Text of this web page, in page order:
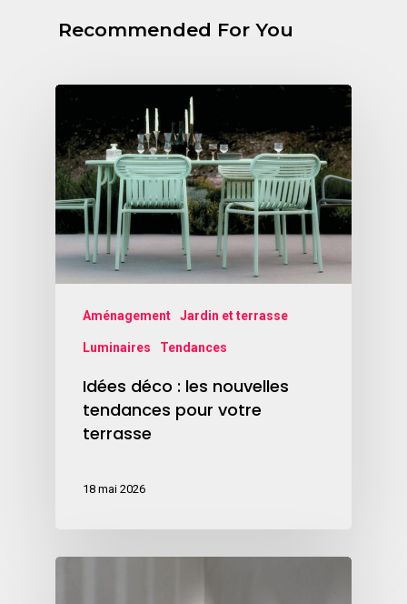
Recommended For You
Aménagement Jardin et terrasse
Luminaires Tendances
Idées déco : les nouvelles
tendances pour votre
terrasse
18 mai 2026